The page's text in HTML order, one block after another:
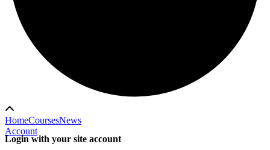
HomeCoursesNews
Account
Login with your site account